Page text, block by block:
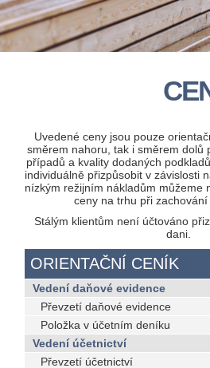
Uvedené ceny jsou pouze
směrem nahoru, tak i směrem dolů
případů a kvality dodaných
individuálně přizpůsobit v závislosti
nízkým režijním nákladům můžeme
ceny na trhu při zachování
Stálým klientům není účtováno
dani.
ORIENTAČNÍ CENÍK
Vedení daňové evidence
Převzetí daňové evidence
Položka v účetním deníku
Vedení účetnictví
Převzetí účetnictví